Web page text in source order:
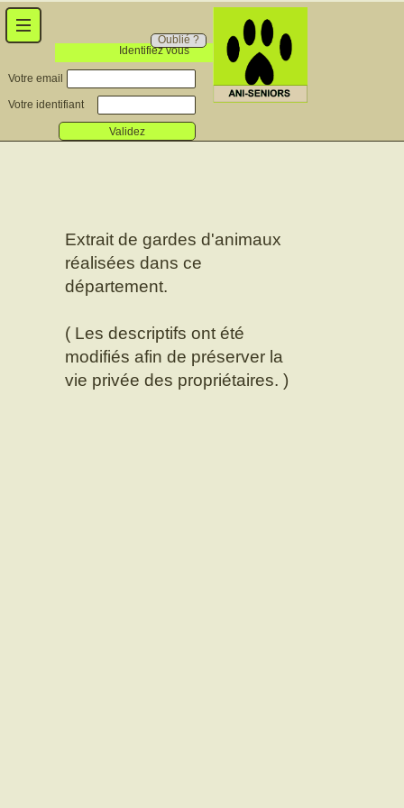
Identifiez vous
Oublié ?
Votre email
Votre identifiant
Validez
Extrait de gardes d'animaux
réalisées dans ce
département.
( Les descriptifs ont été
modifiés afin de préserver la
vie privée des propriétaires. )